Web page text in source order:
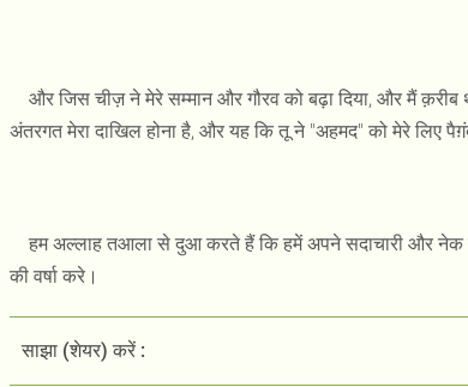
और जिस चीज़ ने मेरे सम्मान और गौरव को बढ़ा दिया, और मैं
अंतरगत मेरा दाखिल होना है, और यह कि तू ने "अहमद" को मेरे लिए
हम अल्लाह तआला से दुआ करते हैं कि हमें अपने सदाचारी और नेक
की वर्षा करे।
साझा (शेयर) करें :